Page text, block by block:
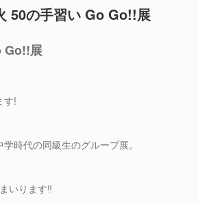
50の手習い Go Go!!展
Go!!展
す!
時代の同級生のグループ展。
いります‼︎